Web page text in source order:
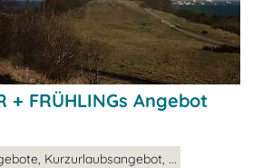
+ FRÜHLINGs Angebot
Kurzurlaubsangebot, ...